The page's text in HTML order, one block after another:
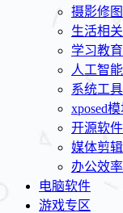
摄影修图
生活相关
学习教育
人工智能
系统工具
xposed
开源软件
媒体剪辑
办公效率
电脑软件
游戏专区